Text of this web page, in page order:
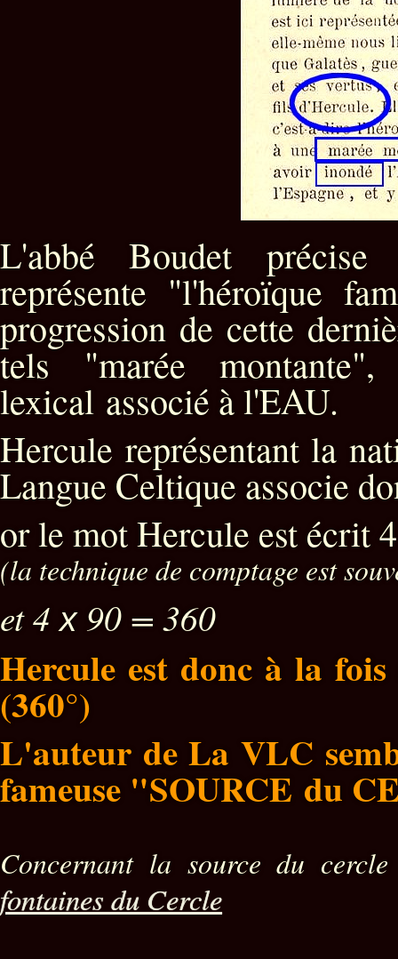
L'abbé Boudet
représente "l'héroïque
progression de cette
tels "marée
lexical associé à l'EAU.
Hercule représentant la
Langue Celtique associe
or le mot Hercule est écrit
(la technique de comptage est
et 4x90 = 360
Hercule est donc à la
(360°)
L'auteur de La VLC
fameuse "SOURCE du
Concernant la source du
fontaines du Cercle